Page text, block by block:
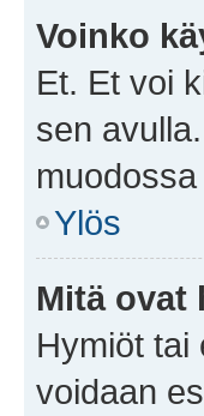
Voinko
Et. Et voi
sen
Ylös
Mitä ovat
Hymiöt tai
voidaan